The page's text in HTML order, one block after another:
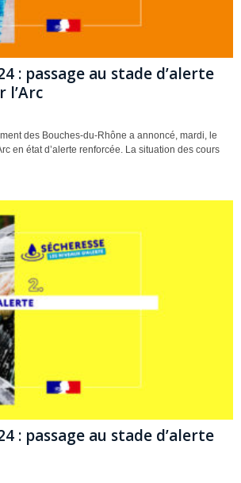
: passage au stade d’alerte
l’Arc
des Bouches-du-Rhône a annoncé, mardi, le
en état d’alerte renforcée. La situation des cours
: passage au stade d’alerte